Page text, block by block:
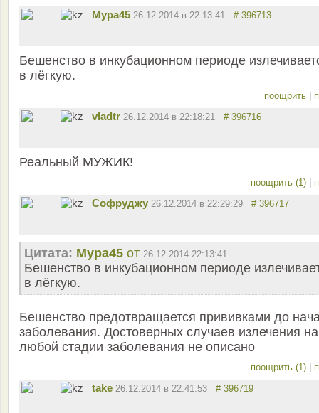
Мура45 26.12.2014 в 22:13:41 # 396713
Бешенство в инкубационном периоде
в лёгкую.
поощрить
vladtr 26.12.2014 в 22:18:21 # 396716
Реальный МУЖИК!
поощрить (1)
Софруджу 26.12.2014 в 22:29:29 # 396717
Цитата: Мура45 от 26.12.2014 22:13:41
Бешенство в инкубационном периоде
в лёгкую.
Бешенство предотвращается прививками до
заболевания. Достоверных случаев излечения на
любой стадии заболевания не описано
поощрить (1)
take 26.12.2014 в 22:41:53 # 396719